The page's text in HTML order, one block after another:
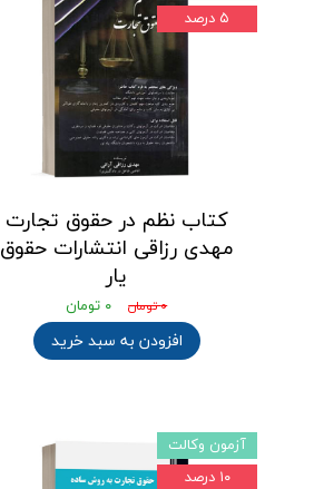
کتاب نظم در حقوق تجارت
مهدی رزاقی انتشارات حقوق
یار
۰ تومان ۰ تومان
افزودن به سبد خرید
۵ درصد
آزمون وکالت
۱۰ درصد